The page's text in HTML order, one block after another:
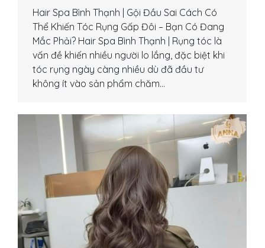
Hair Spa Bình Thạnh | Gội Đầu Sai Cách Có
Thể Khiến Tóc Rụng Gấp Đôi – Bạn Có Đang
Mắc Phải? Hair Spa Bình Thạnh | Rụng tóc là
vấn đề khiến nhiều người lo lắng, đặc biệt khi
tóc rụng ngày càng nhiều dù đã đầu tư
không ít vào sản phẩm chăm…